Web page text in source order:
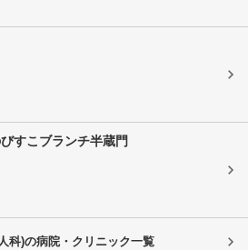
すこブランチ半蔵門
科)の病院・クリニック一覧